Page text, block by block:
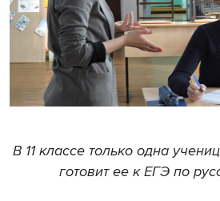
В 11 классе только одна
готовит ее к ЕГЭ по